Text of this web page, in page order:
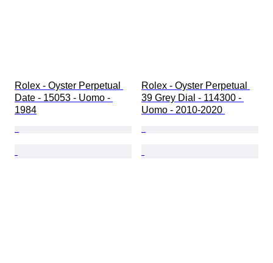
Rolex - Oyster Perpetual
Date - 15053 - Uomo -
1984
Rolex - Oyster Perpetual
39 Grey Dial - 114300 -
Uomo - 2010-2020